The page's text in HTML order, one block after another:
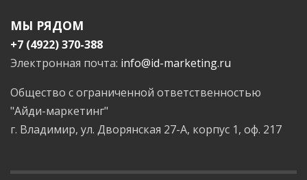
МЫ РЯДОМ
+7 (4922) 370-388
Электронная почта: info@id-marketing.ru
Общество с ограниченной ответственностью
"Айди-маркетинг"
г. Владимир, ул. Дворянская 27-А, корпус 1, оф. 217